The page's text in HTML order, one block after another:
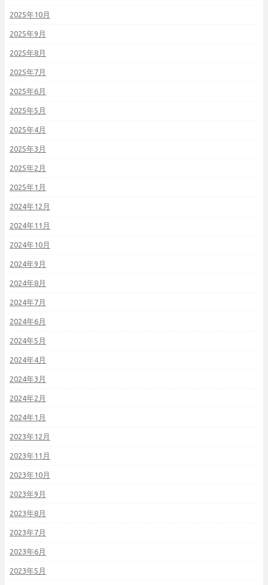
2025年10月
2025年9月
2025年8月
2025年7月
2025年6月
2025年5月
2025年4月
2025年3月
2025年2月
2025年1月
2024年12月
2024年11月
2024年10月
2024年9月
2024年8月
2024年7月
2024年6月
2024年5月
2024年4月
2024年3月
2024年2月
2024年1月
2023年12月
2023年11月
2023年10月
2023年9月
2023年8月
2023年7月
2023年6月
2023年5月